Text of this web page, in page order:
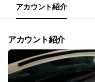
10: - 19:30
Sat10: - 19:30
アカウント紹介
アカウント紹介